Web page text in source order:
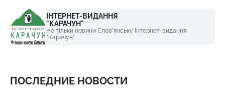
ІНТЕРНЕТ-ВИДАННЯ
"КАРАЧУН"
Не тільки новини Слов'янську Інтернет-видання
"Карачун"
ПОСЛЕДНИЕ НОВОСТИ